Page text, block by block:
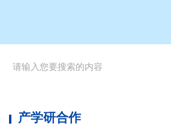
产学研合作